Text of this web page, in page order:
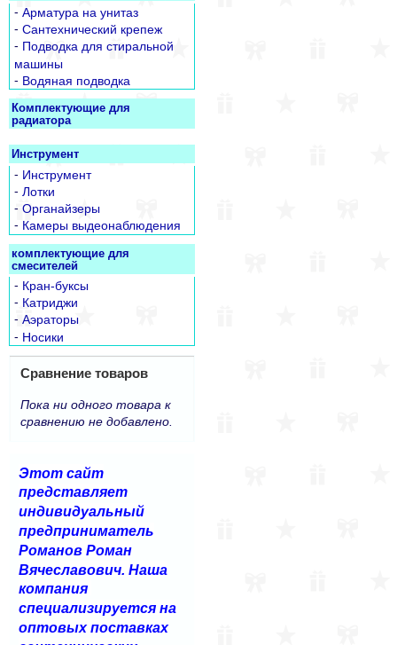
- Арматура на унитаз
- Сантехнический крепеж
- Подводка для стиральной
машины
- Водяная подводка
Комплектующие для
радиатора
Инструмент
- Инструмент
- Лотки
- Органайзеры
- Камеры выдеонаблюдения
комплектующие для
смесителей
- Кран-буксы
- Катриджи
- Аэраторы
- Носики
Сравнение товаров
Пока ни одного товара к
сравнению не добавлено.
Этот сайт
представляет
индивидуальный
предприниматель
Романов Роман
Вячеславович. Наша
компания
специализируется на
оптовых поставках